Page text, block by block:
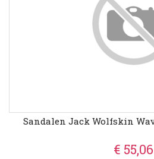
Sandalen Jack Wolfskin
€ 55,06